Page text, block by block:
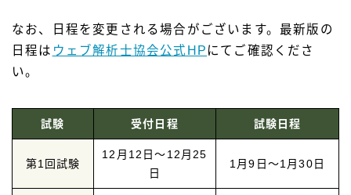
なお、日程を変更される場合がございます。最新版の
日程は ウェブ解析士協会公式HP にてご確認くださ
い。
試験 受付日程 試験日程
第1回試験
12月12日～12月25
日
1月9日～1月30日